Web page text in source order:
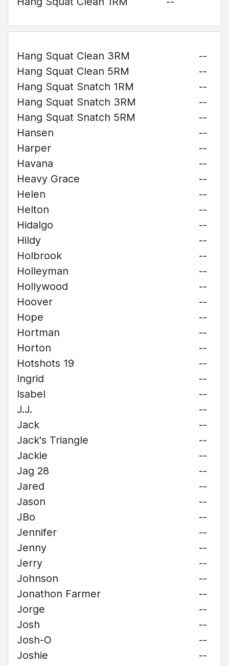
Hang Squat Clean 3RM
--
Hang Squat Clean 5RM
--
Hang Squat Snatch 1RM
--
Hang Squat Snatch 3RM
--
Hang Squat Snatch 5RM
--
Hansen
--
Harper
--
Havana
--
Heavy Grace
--
Helen
--
Helton
--
Hidalgo
--
Hildy
--
Holbrook
--
Holleyman
--
Hollywood
--
Hoover
--
Hope
--
Hortman
--
Horton
--
Hotshots 19
--
Ingrid
--
Isabel
--
J.J.
--
Jack
--
Jack's Triangle
--
Jackie
--
Jag 28
--
Jared
--
Jason
--
JBo
--
Jennifer
--
Jenny
--
Jerry
--
Johnson
--
Jonathon Farmer
--
Jorge
--
Josh
--
Josh-O
--
Joshie
--